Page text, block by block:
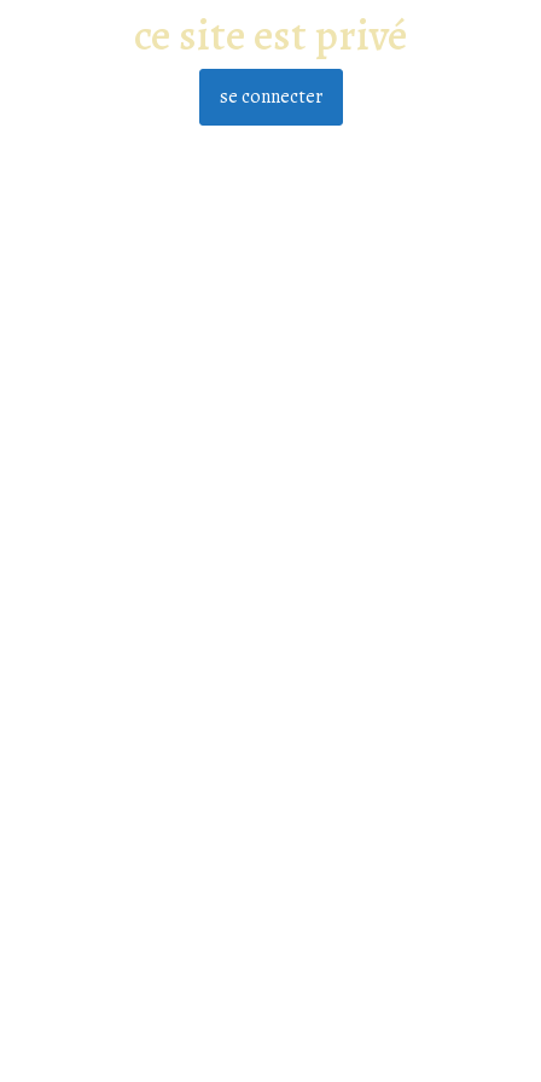
ce site est privé
se connecter